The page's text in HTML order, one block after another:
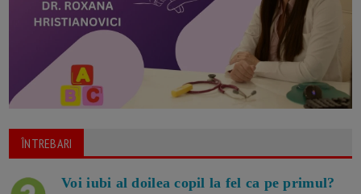
ÎNTREBARI
Voi iubi al doilea copil la fel ca pe primul?